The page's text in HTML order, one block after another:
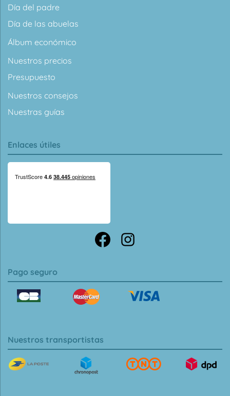
Día del padre
Día de las abuelas
Álbum económico
Nuestros precios
Presupuesto
Nuestros consejos
Nuestras guías
Enlaces útiles
Pago seguro
Nuestros transportistas